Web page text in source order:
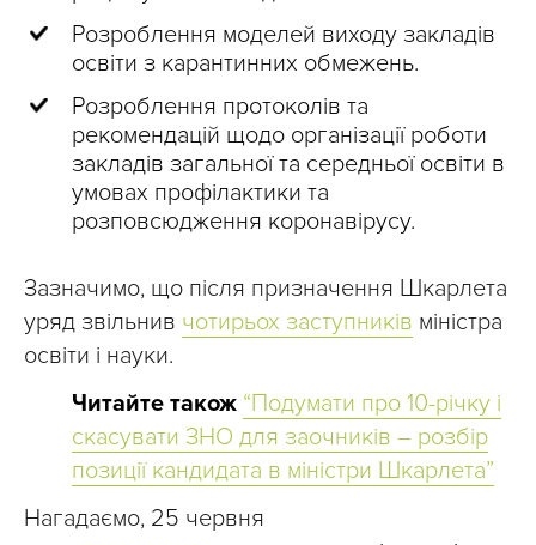
Розроблення моделей виходу закладів
освіти з карантинних обмежень.
Розроблення протоколів та
рекомендацій щодо організації роботи
закладів загальної та середньої освіти в
умовах профілактики та
розповсюдження коронавірусу.
Зазначимо, що після призначення Шкарлета
уряд звільнив чотирьох заступників міністра
освіти і науки.
Читайте також “Подумати про 10-річку і
скасувати ЗНО для заочників – розбір
позиції кандидата в міністри Шкарлета”
Нагадаємо, 25 червня